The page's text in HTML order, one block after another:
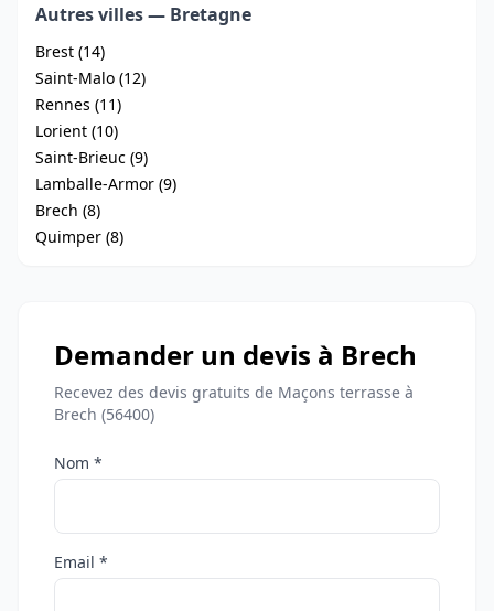
Autres villes — Bretagne
Brest (14)
Saint-Malo (12)
Rennes (11)
Lorient (10)
Saint-Brieuc (9)
Lamballe-Armor (9)
Brech (8)
Quimper (8)
Demander un devis à Brech
Recevez des devis gratuits de Maçons terrasse à
Brech (56400)
Nom *
Email *